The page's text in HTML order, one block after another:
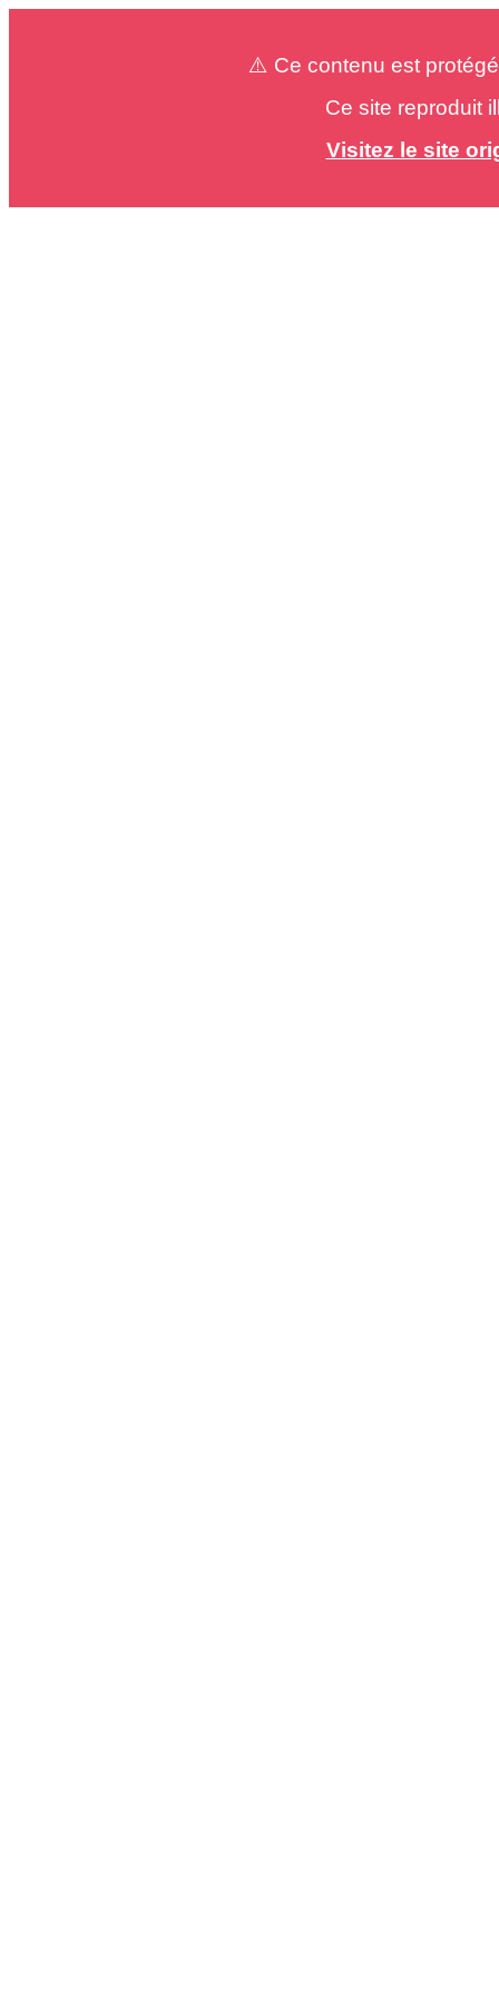
⚠️ Ce contenu est
Ce site reproduit
Visitez le site